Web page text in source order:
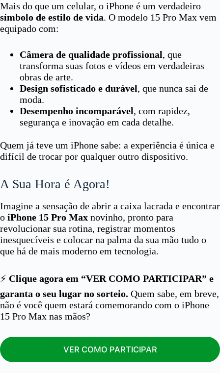
Mais do que um celular, o iPhone é um verdadeiro
símbolo de estilo de vida. O modelo 15 Pro Max vem
equipado com:
Câmera de qualidade profissional, que
transforma suas fotos e vídeos em verdadeiras
obras de arte.
Design sofisticado e durável, que nunca sai de
moda.
Desempenho incomparável, com rapidez,
segurança e inovação em cada detalhe.
Quem já teve um iPhone sabe: a experiência é única e
difícil de trocar por qualquer outro dispositivo.
A Sua Hora é Agora!
Imagine a sensação de abrir a caixa lacrada e encontrar
o iPhone 15 Pro Max novinho, pronto para
revolucionar sua rotina, registrar momentos
inesquecíveis e colocar na palma da sua mão tudo o
que há de mais moderno em tecnologia.
⚡ Clique agora em “VER COMO PARTICIPAR” e
garanta o seu lugar no sorteio. Quem sabe, em breve,
não é você quem estará comemorando com o iPhone
15 Pro Max nas mãos?
VER COMO PARTICIPAR